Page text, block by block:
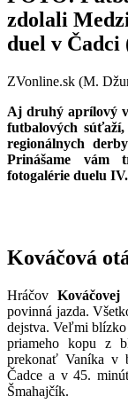
zdolali
duel v Čadci
ZVonline.sk (M.
Aj druhý aprílový
futbalových
regionálnych
Prinášame vám
fotogalérie duelu
Kováčová
Hráčov Kováčovej
povinná jazda.
dejstva. Veľmi
priameho kopu z
prekonať Vaníka v
Čadce a v 45.
Šmahajčík.